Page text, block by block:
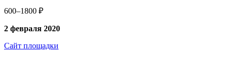
600–1800 ₽
2 февраля 2020
Сайт площадки